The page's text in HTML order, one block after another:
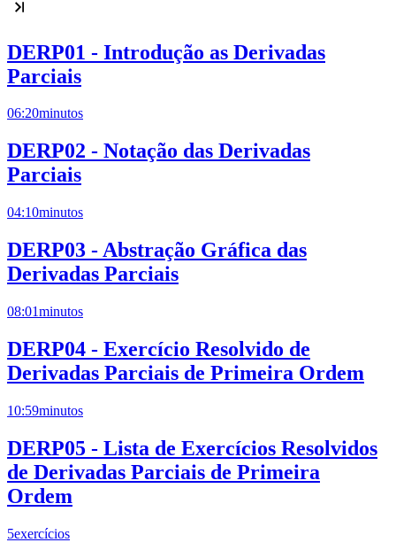
DERP01 - Introdução as Derivadas
Parciais
06:20minutos
DERP02 - Notação das Derivadas
Parciais
04:10minutos
DERP03 - Abstração Gráfica das
Derivadas Parciais
08:01minutos
DERP04 - Exercício Resolvido de
Derivadas Parciais de Primeira Ordem
10:59minutos
DERP05 - Lista de Exercícios Resolvidos
de Derivadas Parciais de Primeira
Ordem
5exercícios